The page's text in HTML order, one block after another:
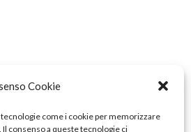
Cookie
come i cookie per memorizzare
consenso a queste tecnologie ci
abusive
la problematica